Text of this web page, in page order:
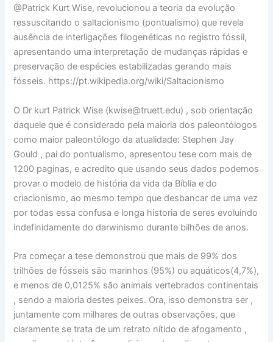
@Patrick Kurt Wise, revolucionou a teoria da evolução
ressuscitando o saltacionismo (pontualismo) que revela
ausência de interligações filogenéticas no registro fóssil,
apresentando uma interpretação de mudanças rápidas e
preservação de espécies estabilizadas gerando mais
fósseis. https://pt.wikipedia.org/wiki/Saltacionismo
O Dr kurt Patrick Wise (kwise@truett.edu) , sob orientação
daquele que é considerado pela maioria dos paleontólogos
como maior paleontólogo da atualidade: Stephen Jay
Gould , pai do pontualismo, apresentou tese com mais de
1200 paginas, e acredito que usando seus dados podemos
provar o modelo de história da vida da Bíblia e do
criacionismo, ao mesmo tempo que desbancar de uma vez
por todas essa confusa e longa historia de seres evoluindo
indefinidamente do darwinismo durante bilhões de anos.
Pra começar a tese demonstrou que mais de 99% dos
trilhões de fósseis são marinhos (95%) ou aquáticos(4,7%),
e menos de 0,0125% são animais vertebrados continentais
, sendo a maioria destes peixes. Ora, isso demonstra ser ,
juntamente com milhares de outras observações, que
claramente se trata de um retrato nítido de afogamento ,